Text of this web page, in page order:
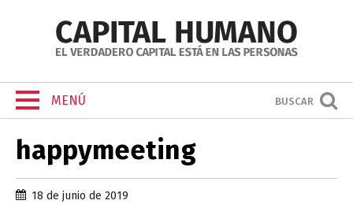
MENÚ BUSCAR
happymeeting
18 de junio de 2019